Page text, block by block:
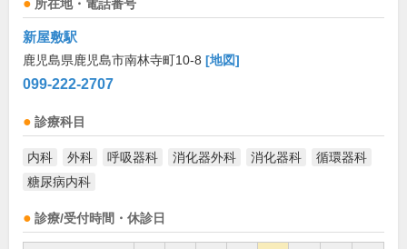
所在地・電話番号
新屋敷駅
鹿児島県鹿児島市南林寺町10-8 [地図]
099-222-2707
診療科目
内科 外科 呼吸器科 消化器外科 消化器科
循環器科
糖尿病内科
診療/受付時間・休診日